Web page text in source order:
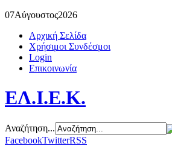
07Αύγουστος2026
Αρχική Σελίδα
Χρήσιμοι Συνδέσμοι
Login
Επικοινωνία
ΕΛ.Ι.Ε.Κ.
Αναζήτηση...
FacebookTwitterRSS